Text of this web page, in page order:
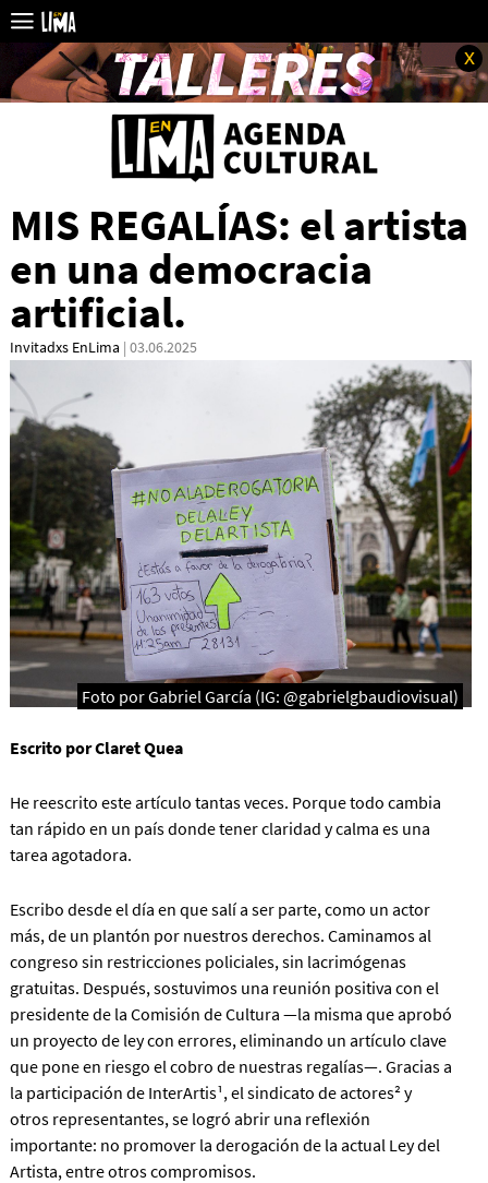
x
MIS REGALÍAS: el artista
en una democracia
artificial.
Invitadxs EnLima | 03.06.2025
Foto por Gabriel García (IG: @gabrielgbaudiovisual)
Escrito por Claret Quea
He reescrito este artículo tantas veces. Porque todo cambia
tan rápido en un país donde tener claridad y calma es una
tarea agotadora.
Escribo desde el día en que salí a ser parte, como un actor
más, de un plantón por nuestros derechos. Caminamos al
congreso sin restricciones policiales, sin lacrimógenas
gratuitas. Después, sostuvimos una reunión positiva con el
presidente de la Comisión de Cultura —la misma que aprobó
un proyecto de ley con errores, eliminando un artículo clave
que pone en riesgo el cobro de nuestras regalías—. Gracias a
la participación de InterArtis¹, el sindicato de actores² y
otros representantes, se logró abrir una reflexión
importante: no promover la derogación de la actual Ley del
Artista, entre otros compromisos.